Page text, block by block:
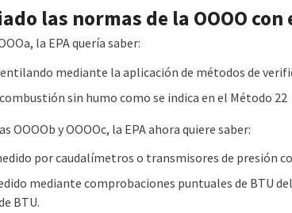
las normas de la OOOO
la EPA quería saber:
mediante la aplicación de métodos de
sin humo como se indica en el Método 22
OOOOb y OOOOc, la EPA ahora quiere saber:
por caudalímetros o transmisores de presión
mediante comprobaciones puntuales de BTU
BTU.